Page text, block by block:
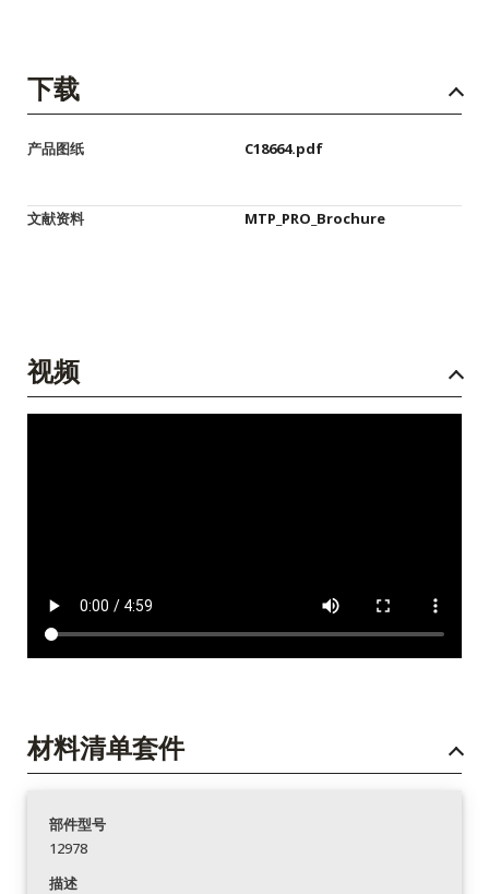
下载
产品图纸 C18664.pdf
文献资料 MTP_PRO_Brochure
视频
材料清单套件
部件型号
12978
描述